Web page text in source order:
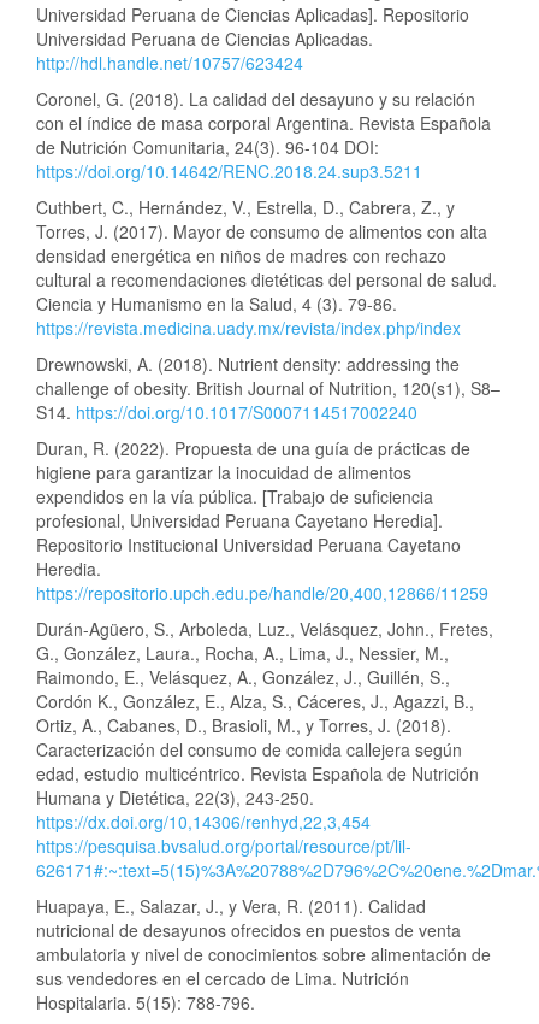
Universidad Peruana de Ciencias Aplicadas]. Repositorio
Universidad Peruana de Ciencias Aplicadas.
http://hdl.handle.net/10757/623424
Coronel, G. (2018). La calidad del desayuno y su relación
con el índice de masa corporal Argentina. Revista Española
de Nutrición Comunitaria, 24(3). 96-104 DOI:
https://doi.org/10.14642/RENC.2018.24.sup3.5211
Cuthbert, C., Hernández, V., Estrella, D., Cabrera, Z., y
Torres, J. (2017). Mayor de consumo de alimentos con alta
densidad energética en niños de madres con rechazo
cultural a recomendaciones dietéticas del personal de salud.
Ciencia y Humanismo en la Salud, 4 (3). 79-86.
https://revista.medicina.uady.mx/revista/index.php/index
Drewnowski, A. (2018). Nutrient density: addressing the
challenge of obesity. British Journal of Nutrition, 120(s1), S8–
S14. https://doi.org/10.1017/S0007114517002240
Duran, R. (2022). Propuesta de una guía de prácticas de
higiene para garantizar la inocuidad de alimentos
expendidos en la vía pública. [Trabajo de suficiencia
profesional, Universidad Peruana Cayetano Heredia].
Repositorio Institucional Universidad Peruana Cayetano
Heredia.
https://repositorio.upch.edu.pe/handle/20,400,12866/11259
Durán-Agüero, S., Arboleda, Luz., Velásquez, John., Fretes,
G., González, Laura., Rocha, A., Lima, J., Nessier, M.,
Raimondo, E., Velásquez, A., González, J., Guillén, S.,
Cordón K., González, E., Alza, S., Cáceres, J., Agazzi, B.,
Ortiz, A., Cabanes, D., Brasioli, M., y Torres, J. (2018).
Caracterización del consumo de comida callejera según
edad, estudio multicéntrico. Revista Española de Nutrición
Humana y Dietética, 22(3), 243-250.
https://dx.doi.org/10,14306/renhyd,22,3,454
https://pesquisa.bvsalud.org/portal/resource/pt/lil-
Huapaya, E., Salazar, J., y Vera, R. (2011). Calidad
nutricional de desayunos ofrecidos en puestos de venta
ambulatoria y nivel de conocimientos sobre alimentación de
sus vendedores en el cercado de Lima. Nutrición
Hospitalaria. 5(15): 788-796.